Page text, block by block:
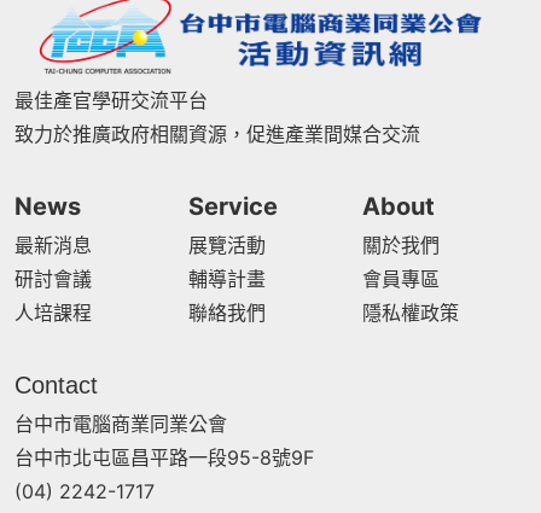
最佳產官學研交流平台
致力於推廣政府相關資源，促進產業間媒合交流
News
最新消息
研討會議
人培課程
Service
展覽活動
輔導計畫
聯絡我們
About
關於我們
會員專區
隱私權政策
Contact
台中市電腦商業同業公會
台中市北屯區昌平路一段95-8號9F
(04) 2242-1717